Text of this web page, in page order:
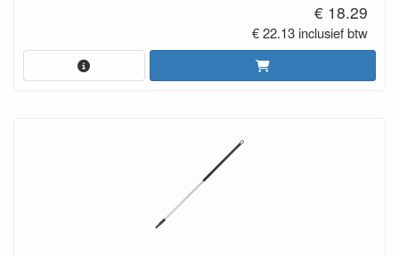
€ 18.29
€ 22.13 inclusief btw